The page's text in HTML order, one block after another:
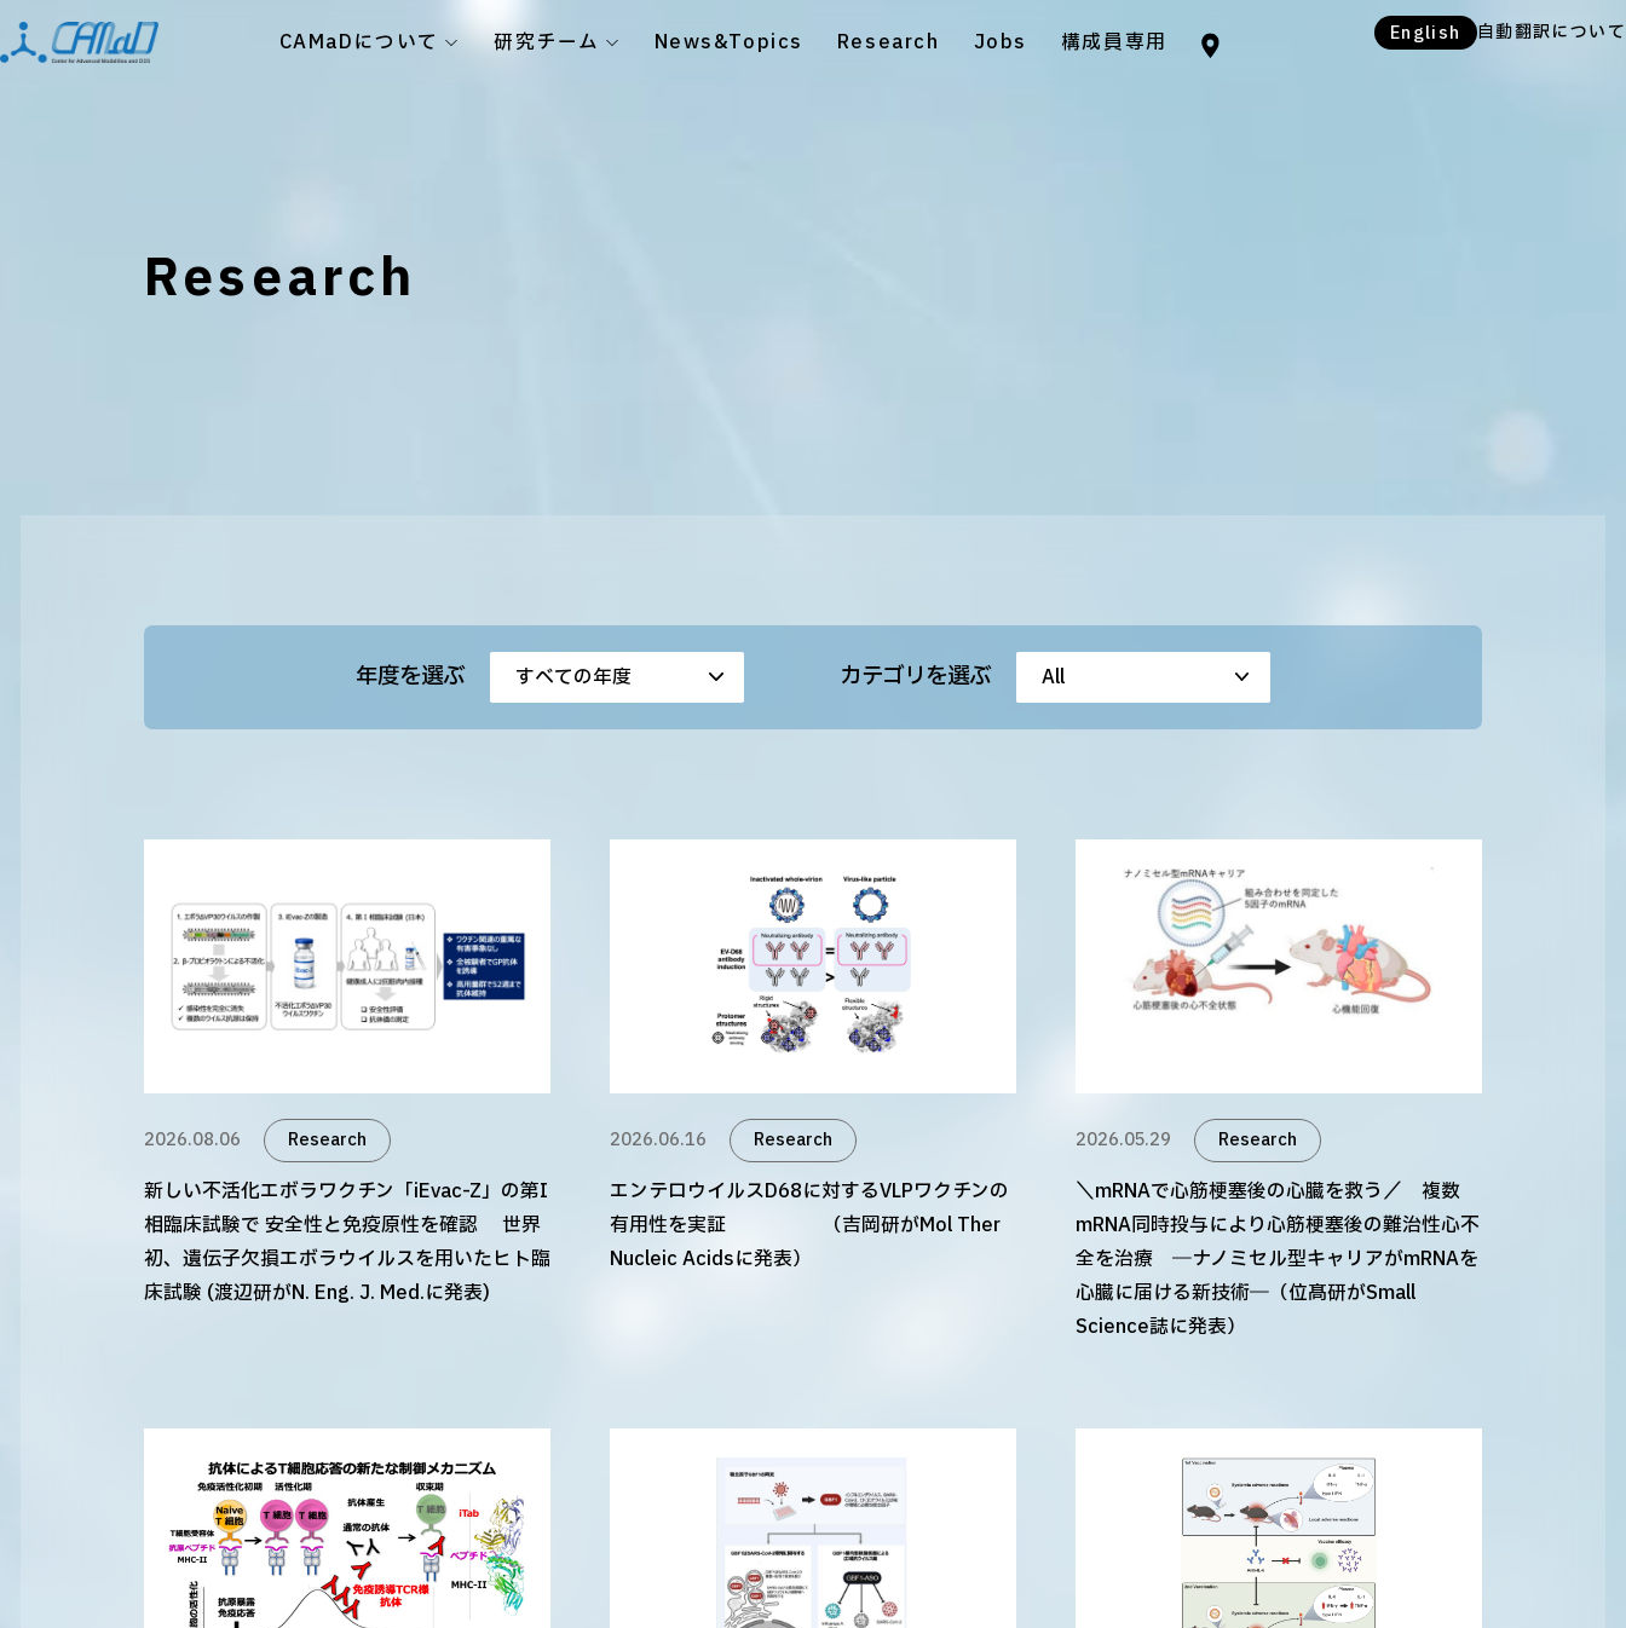
CAMaDについて 研究チーム News&Topics Research Jobs 構成員専用 English 自動翻訳について
Research
年度を選ぶ カテゴリを選ぶ
2026.08.06 Research
新しい不活化エボラワクチン「iEvac-Z」の第I
相臨床試験で 安全性と免疫原性を確認 世界
初、遺伝子欠損エボラウイルスを用いたヒト臨
床試験 (渡辺研がN. Eng. J. Med.に発表)
2026.06.16 Research
エンテロウイルスD68に対するVLPワクチンの
有用性を実証 （吉岡研がMol Ther
Nucleic Acidsに発表）
2026.05.29 Research
＼mRNAで心筋梗塞後の心臓を救う／ 複数
mRNA同時投与により心筋梗塞後の難治性心不
全を治療 ―ナノミセル型キャリアがmRNAを
心臓に届ける新技術―（位髙研がSmall
Science誌に発表）